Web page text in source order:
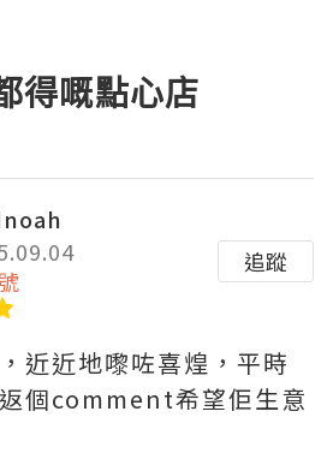
得嘅點心店
追蹤
近近地嚟咗喜煌，平時
個comment希望佢生意